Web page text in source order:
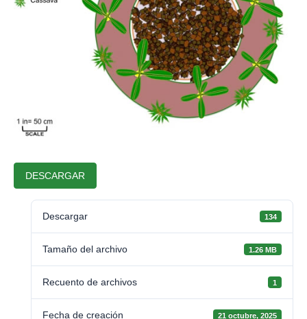
DESCARGAR
Descargar 134
Tamaño del archivo 1.26 MB
Recuento de archivos 1
Fecha de creación 21 octubre, 2025